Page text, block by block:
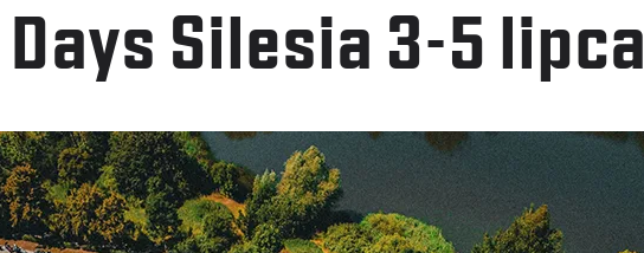
Days Silesia 3-5 lipca